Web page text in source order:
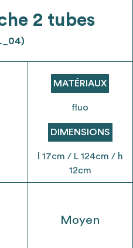
afin d’obtenir plus de
de récupérations
à sa liste et son envoi ne
2 tubes
MATÉRIAUX
fluo
DIMENSIONS
l 17cm / L 124cm / h
12cm
Moyen